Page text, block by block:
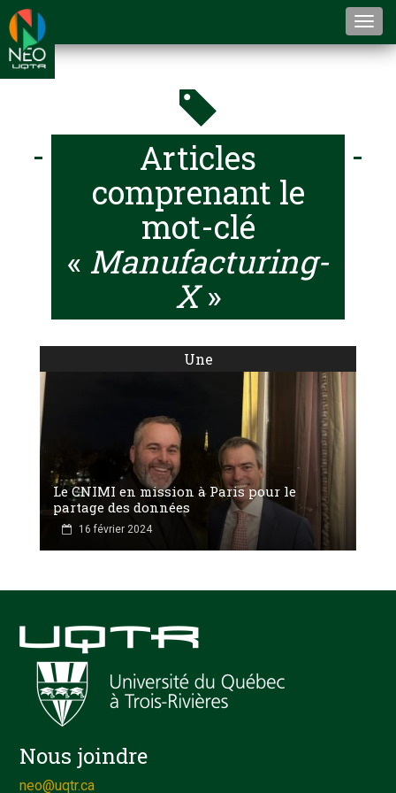
Articles
comprenant le
mot-clé
« Manufacturing-
X»
Une
Le CNIMI en mission à Paris pour le
partage des données
16 février 2024
Nous joindre
neo@uqtr.ca